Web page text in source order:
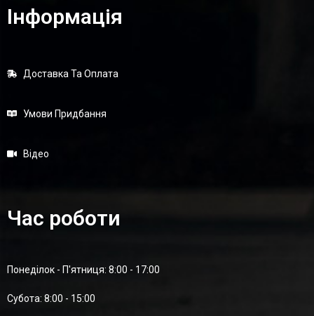
Інформація
Доставка Та Оплата
Умови Придбання
Відео
Час роботи
Понеділок - П'ятниця: 8:00 - 17:00
Суботa: 8:00 - 15:00